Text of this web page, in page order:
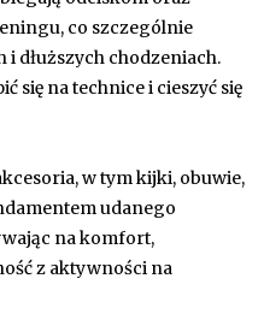
co szczególnie
dłuższych chodzeniach.
się na technice i cieszyć się
w tym kijki, obuwie,
udanego
na komfort,
z aktywności na